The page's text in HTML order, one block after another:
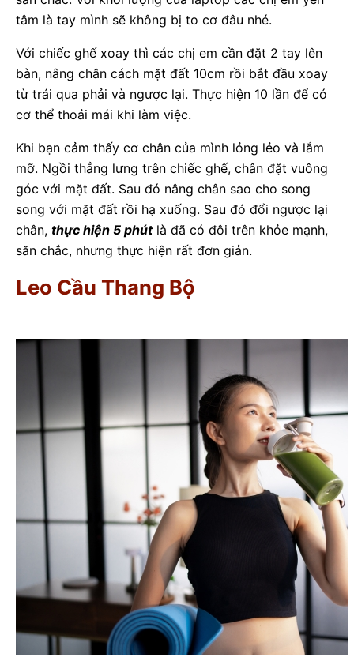
tâm là tay mình sẽ không bị to cơ đâu nhé.
Với chiếc ghế xoay thì các chị em cần đặt 2 tay lên
bàn, nâng chân cách mặt đất 10cm rồi bắt đầu xoay
từ trái qua phải và ngược lại. Thực hiện 10 lần để có
cơ thể thoải mái khi làm việc.
Khi bạn cảm thấy cơ chân của mình lỏng lẻo và lắm
mỡ. Ngồi thẳng lưng trên chiếc ghế, chân đặt vuông
góc với mặt đất. Sau đó nâng chân sao cho song
song với mặt đất rồi hạ xuống. Sau đó đổi ngược lại
chân, thực hiện 5 phútlà đã có đôi trên khỏe mạnh,
săn chắc, nhưng thực hiện rất đơn giản.
Leo Cầu Thang Bộ